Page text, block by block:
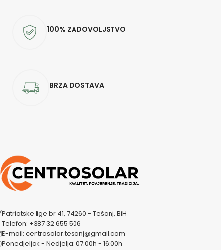
100% ZADOVOLJSTVO
BRZA DOSTAVA
Patriotske lige br 41, 74260 - Tešanj, BiH
Telefon: +387 32 655 506
E-mail: centrosolar.tesanj@gmail.com
Ponedjeljak - Nedjelja: 07:00h - 16:00h